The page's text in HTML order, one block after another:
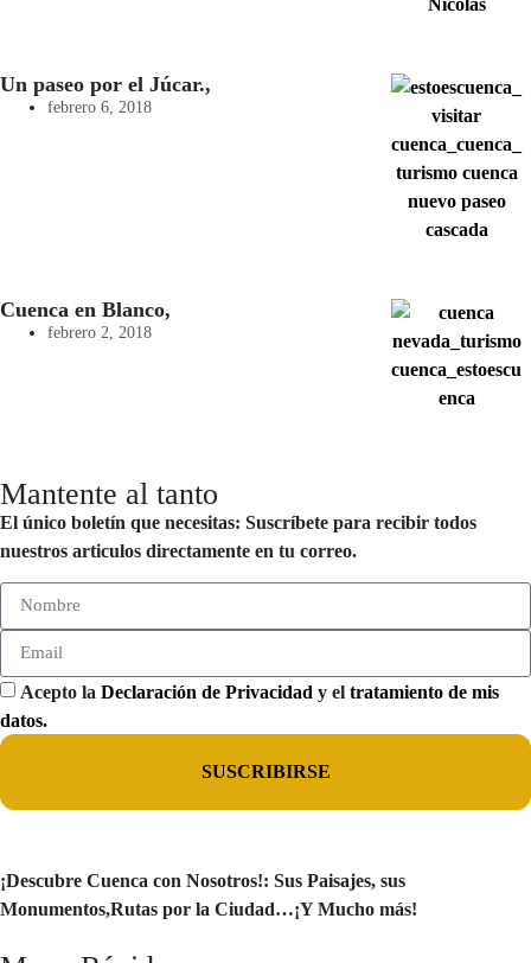
Un paseo por el Júcar.,
febrero 6, 2018
Cuenca en Blanco,
febrero 2, 2018
Mantente al tanto
El único boletín que necesitas: Suscríbete para recibir todos
nuestros articulos directamente en tu correo.
Acepto la Declaración de Privacidad y el tratamiento de mis
datos.
SUSCRIBIRSE
¡Descubre Cuenca con Nosotros!: Sus Paisajes, sus
Monumentos,Rutas por la Ciudad…¡Y Mucho más!